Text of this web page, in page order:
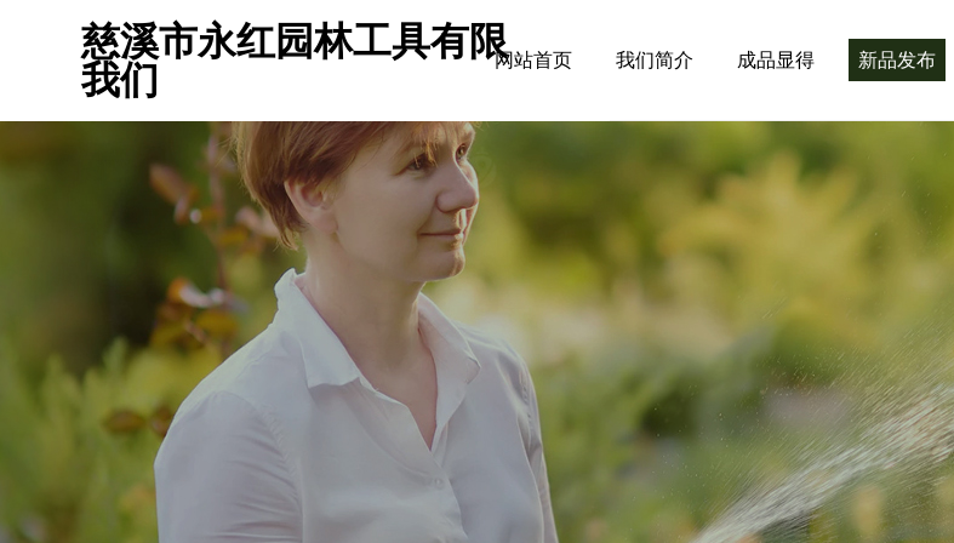
慈溪市永红园林工具有限
我们
网站首页 我们简介 成品显得 新品发布